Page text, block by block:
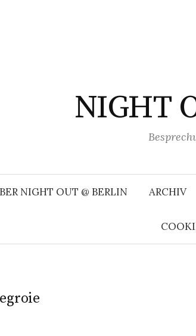
NIGHT
NIGHT OUT @ BERLIN ARCHIV